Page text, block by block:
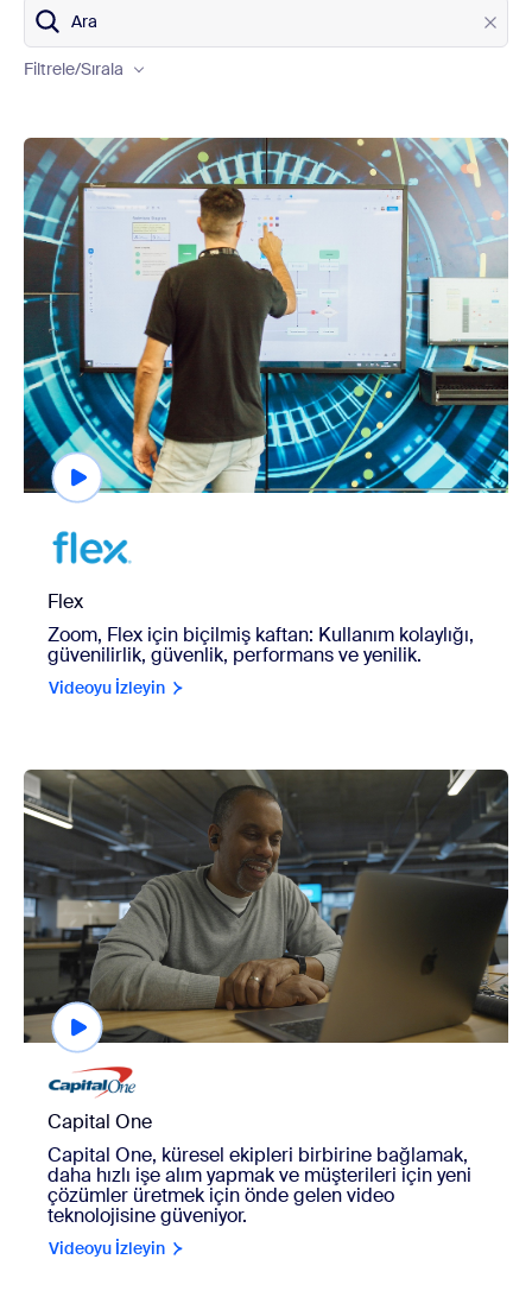
Ara
Filtrele/Sırala
Ürünler
Endüstriler
Kuruluş Büyüklüğü
view Flex
Flex
Zoom, Flex için biçilmiş kaftan: Kullanım kolaylığı,
güvenilirlik, güvenlik, performans ve yenilik.
Videoyu İzleyin
view Capital One
Capital One
Capital One, küresel ekipleri birbirine bağlamak,
daha hızlı işe alım yapmak ve müşterileri için yeni
çözümler üretmek için önde gelen video
teknolojisine güveniyor.
Videoyu İzleyin